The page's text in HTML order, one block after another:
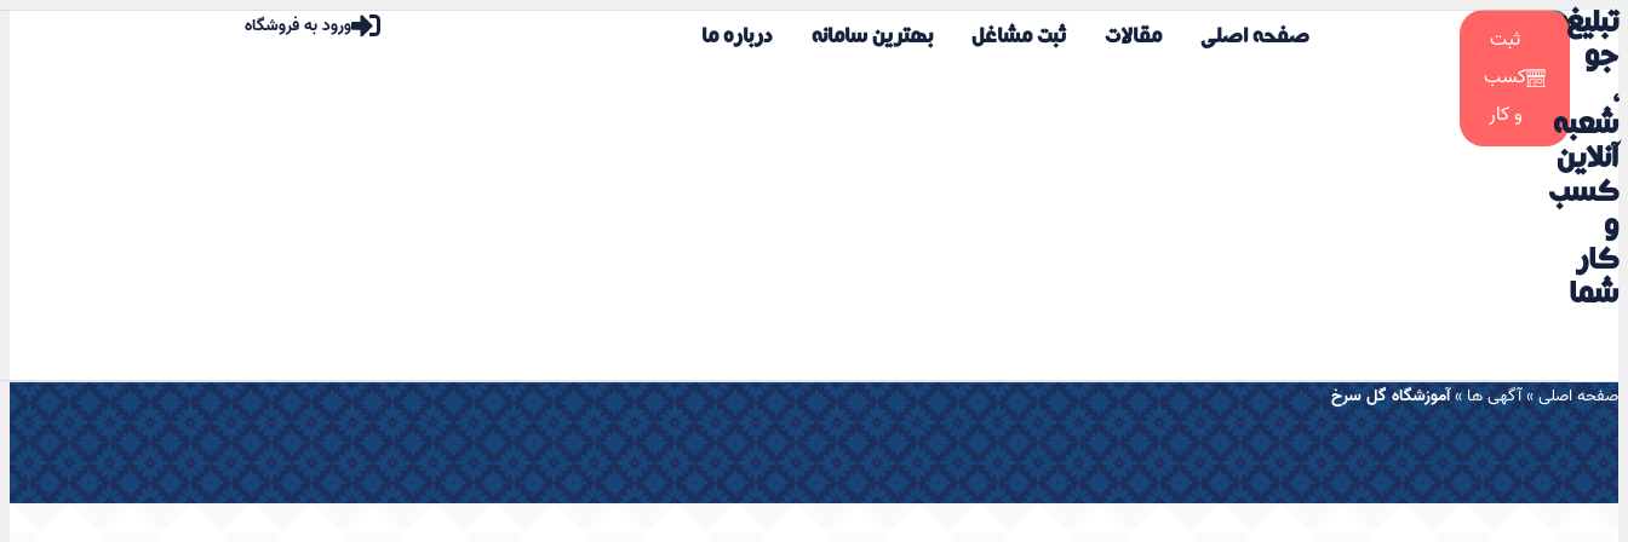
تبلیغ
جو
،
شعبه
آنلاین
کسب
و
کار
شما
ثبت
کسب
و کار
صفحه اصلی مقالات ثبت مشاغل بهترین سامانه درباره ما ورود به فروشگاه
صفحه اصلی»آگهی ها»آموزشگاه گل سرخ